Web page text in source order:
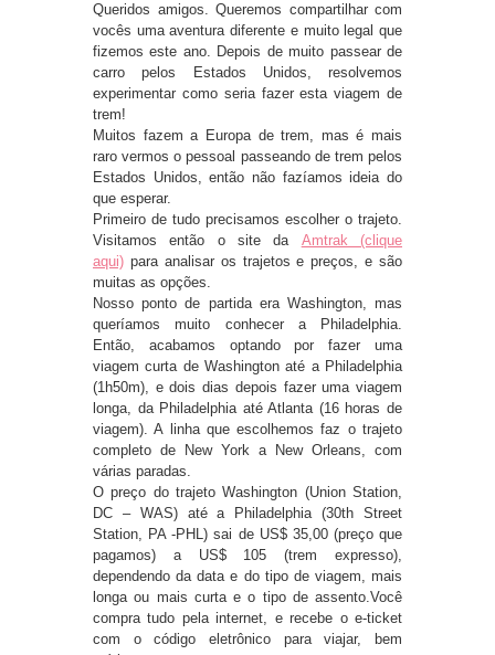
Queridos amigos. Queremos compartilhar com
vocês uma aventura diferente e muito legal que
fizemos este ano. Depois de muito passear de
carro pelos Estados Unidos, resolvemos
experimentar como seria fazer esta viagem de
trem!
Muitos fazem a Europa de trem, mas é mais
raro vermos o pessoal passeando de trem pelos
Estados Unidos, então não fazíamos ideia do
que esperar.
Primeiro de tudo precisamos escolher o trajeto.
Visitamos então o site da Amtrak (clique
aqui) para analisar os trajetos e preços, e são
muitas as opções.
Nosso ponto de partida era Washington, mas
queríamos muito conhecer a Philadelphia.
Então, acabamos optando por fazer uma
viagem curta de Washington até a Philadelphia
(1h50m), e dois dias depois fazer uma viagem
longa, da Philadelphia até Atlanta (16 horas de
viagem). A linha que escolhemos faz o trajeto
completo de New York a New Orleans, com
várias paradas.
O preço do trajeto Washington (Union Station,
DC – WAS) até a Philadelphia (30th Street
Station, PA -PHL) sai de US$ 35,00 (preço que
pagamos) a US$ 105 (trem expresso),
dependendo da data e do tipo de viagem, mais
longa ou mais curta e o tipo de assento.Você
compra tudo pela internet, e recebe o e-ticket
com o código eletrônico para viajar, bem